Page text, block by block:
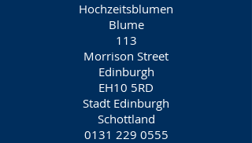
Hochzeitsblumen
Blume
113
Morrison Street
Edinburgh
EH10 5RD
Stadt Edinburgh
Schottland
0131 229 0555